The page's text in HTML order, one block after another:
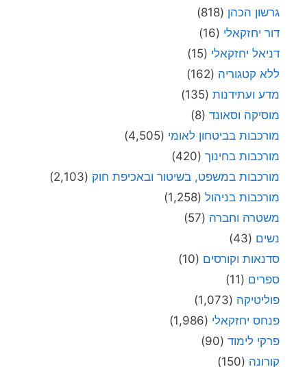
גרשון הכהן (818)
דור יחזקאלי (16)
דניאל יחזקאלי (15)
ללא קטגוריה (162)
מדע ועתידנות (135)
מוסיקה וסאונד (8)
מורכבות בביטחון לאומי (4,505)
מורכבות בחינוך (420)
מורכבות במשפט, בשיטור ובאכיפת חוק (2,103)
מורכבות בניהול (1,258)
משטרה וחברה (57)
נשים (43)
סדנאות וקורסים (10)
ספרים (11)
פוליטיקה (1,073)
פנחס יחזקאלי (1,986)
פרקי לימוד (90)
קורונה (150)